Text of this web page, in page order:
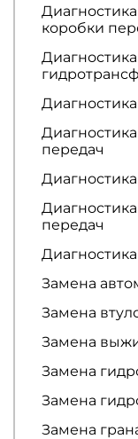
коробки
передач
передач
Замена
Замена
Замена
Замена
Замена
Замена